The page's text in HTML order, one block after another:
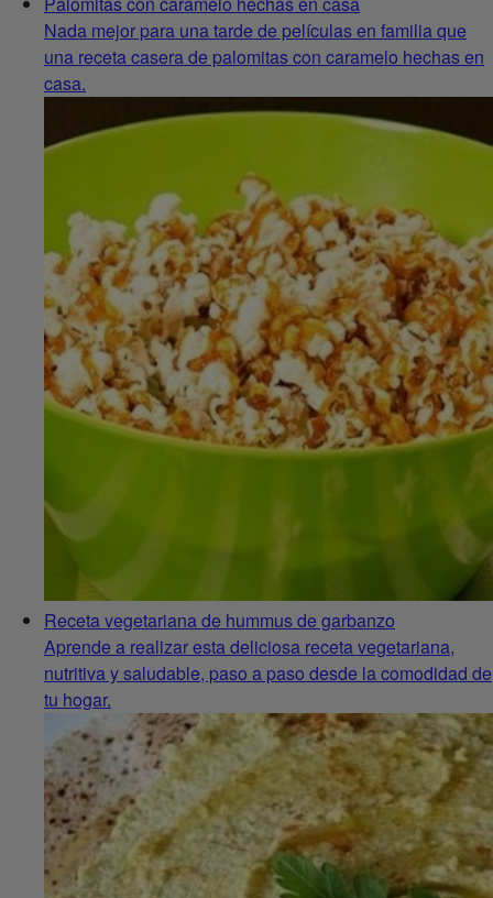
Nada mejor para una tarde de películas en familia que
una receta casera de palomitas con caramelo hechas en
casa.
Receta vegetariana de hummus de garbanzo
Aprende a realizar esta deliciosa receta vegetariana,
nutritiva y saludable, paso a paso desde la comodidad de
tu hogar.